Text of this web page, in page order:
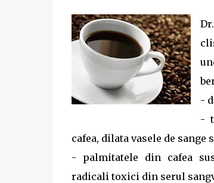
-
-
cafea, dilata vasele de
- palmitatele din cafea
radicali toxici din serul